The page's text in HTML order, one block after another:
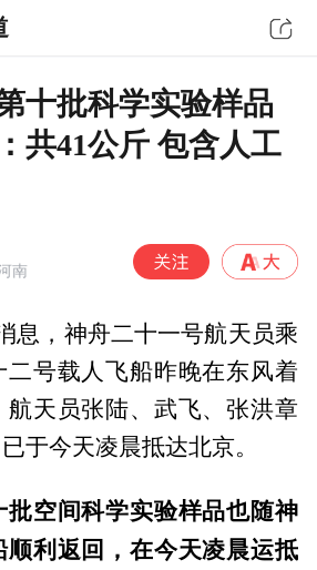
十批科学实验样品
共41公斤 包含人工
南
息，神舟二十一号航天员乘
二号载人飞船昨晚在东风着
航天员张陆、武飞、张洪章
于今天凌晨抵达北京。
空间科学实验样品也随神
利返回，在今天凌晨运抵